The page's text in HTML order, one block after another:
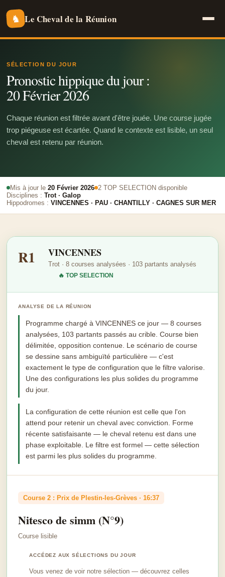
♞ Le Cheval de la Réunion
SÉLECTION DU JOUR
Pronostic hippique du jour :
20 Février 2026
Chaque réunion est filtrée avant d'être jouée. Une course jugée
trop piégeuse est écartée. Quand le contexte est lisible, un seul
cheval est retenu par réunion.
Mis à jour le20 Février 2026 2 TOP SELECTION disponible
Disciplines :Trot · Galop
Hippodromes :VINCENNES · PAU · CHANTILLY · CAGNES SUR MER
R1 VINCENNES
Trot · 8 courses analysées · 103 partants analysés
🔥 TOP SELECTION
ANALYSE DE LA RÉUNION
Programme chargé à VINCENNES ce jour — 8 courses
analysées, 103 partants passés au crible. Course bien
délimitée, opposition contenue. Le scénario de course
se dessine sans ambiguïté particulière — c'est
exactement le type de configuration que le filtre valorise.
Une des configurations les plus solides du programme
du jour.
La configuration de cette réunion est celle que l'on
attend pour retenir un cheval avec conviction. Forme
récente satisfaisante — le cheval retenu est dans une
phase exploitable. Le filtre est formel — cette sélection
est parmi les plus solides du programme.
Course 2 : Prix de Plestin-les-Grèves · 16:37
Nitesco de simm (N°9)
Course lisible
ACCÉDEZ AUX SÉLECTIONS DU JOUR
Vous venez de voir notre sélection — découvrez celles